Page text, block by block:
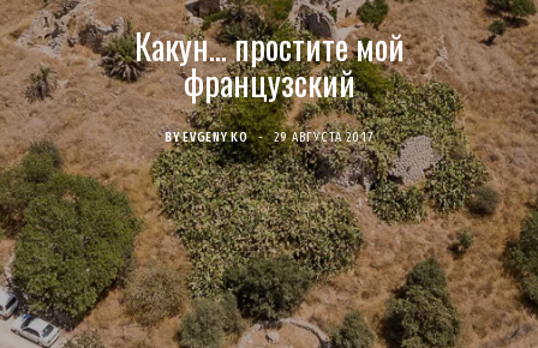
m r
)
t
Какун… простите мой
французский
BY EVGENY KO 29 АВГУСТА 2017